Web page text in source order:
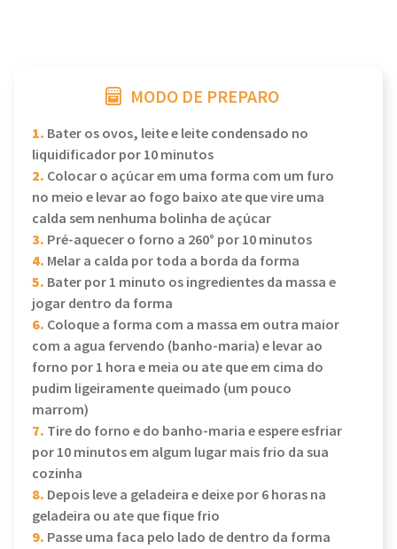
MODO DE PREPARO
1. Bater os ovos, leite e leite condensado no
liquidificador por 10 minutos
2. Colocar o açúcar em uma forma com um furo
no meio e levar ao fogo baixo ate que vire uma
calda sem nenhuma bolinha de açúcar
3. Pré-aquecer o forno a 260° por 10 minutos
4. Melar a calda por toda a borda da forma
5. Bater por 1 minuto os ingredientes da massa e
jogar dentro da forma
6. Coloque a forma com a massa em outra maior
com a agua fervendo (banho-maria) e levar ao
forno por 1 hora e meia ou ate que em cima do
pudim ligeiramente queimado (um pouco
marrom)
7. Tire do forno e do banho-maria e espere esfriar
por 10 minutos em algum lugar mais frio da sua
cozinha
8. Depois leve a geladeira e deixe por 6 horas na
geladeira ou ate que fique frio
9. Passe uma faca pelo lado de dentro da forma